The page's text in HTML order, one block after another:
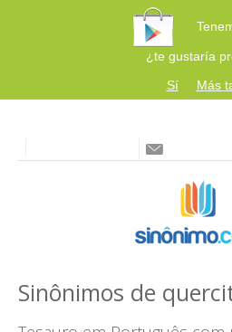
¿te gustaría
Sí
Más
Sinônimos de